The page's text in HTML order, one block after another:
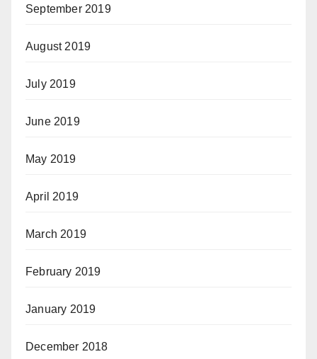
September 2019
August 2019
July 2019
June 2019
May 2019
April 2019
March 2019
February 2019
January 2019
December 2018